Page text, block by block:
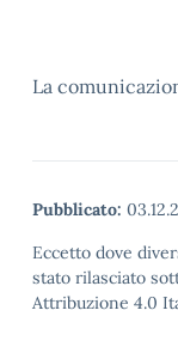
La
Pubblicato:
Eccetto dove
stato rilasciato
Attribuzione 4.0